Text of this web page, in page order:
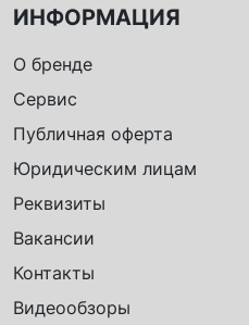
ИНФОРМАЦИЯ
О бренде
Сервис
Публичная оферта
Юридическим лицам
Реквизиты
Вакансии
Контакты
Видеообзоры